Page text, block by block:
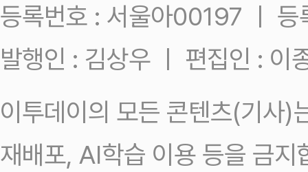
등록번호 : 서울아00197 ㅣ
발행인 : 김상우 ㅣ 편집인 : 이
이투데이의 모든 콘텐츠(기사)
재배포, AI학습 이용 등을 금지